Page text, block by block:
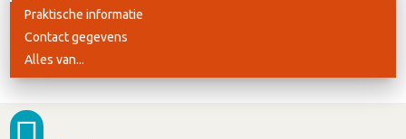
Praktische informatie
Contact gegevens
Alles van...